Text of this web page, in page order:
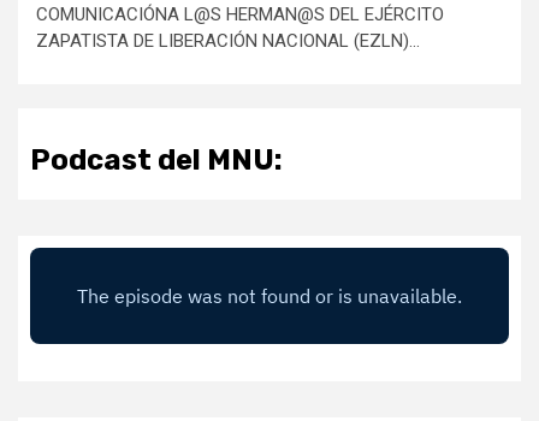
COMUNICACIÓNA L@S HERMAN@S DEL EJÉRCITO
ZAPATISTA DE LIBERACIÓN NACIONAL (EZLN)...
Podcast del MNU: